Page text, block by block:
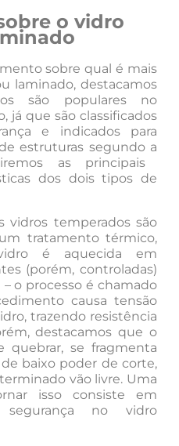
o vidro
sobre qual é mais
laminado, destacamos
são populares no
já que são classificados
e indicados para
estruturas segundo a
as principais
dos dois tipos de
vidros temperados são
tratamento térmico,
é aquecida em
(porém, controladas)
o processo é chamado
causa tensão
trazendo resistência
destacamos que o
quebrar, se fragmenta
baixo poder de corte,
vão livre. Uma
isso consiste em
no vidro